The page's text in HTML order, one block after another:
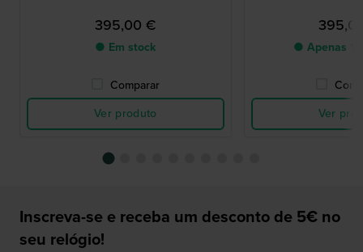
395,00 €
● Em stock
Comparar
Ver produto
● Apenas 1
Ver
Inscreva-se e receba um desconto de 5€ no
seu relógio!